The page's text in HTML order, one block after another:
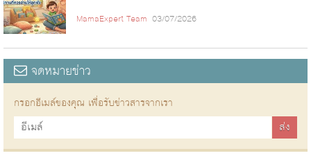
MamaExpert Team 03/07/2026
จดหมายข่าว
กรอกอีเมล์ของคุณ เพื่อรับข่าวสารจากเรา